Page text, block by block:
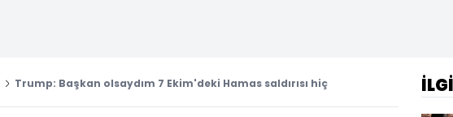
Trump: Başkan olsaydım 7 Ekim'deki Hamas saldırısı hiç